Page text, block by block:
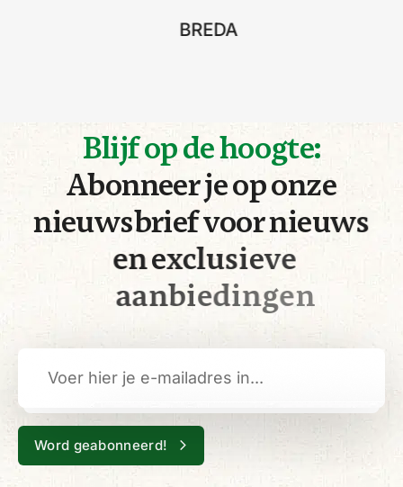
BREDA
Blijfopdehoogte:
Abonneerjeoponze
nieuwsbriefvoornieuws
enexclusieve
aanbiedingen
Word geabonneerd!